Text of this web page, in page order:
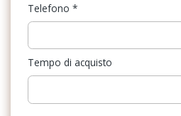
Telefono *
Tempo di acquisto